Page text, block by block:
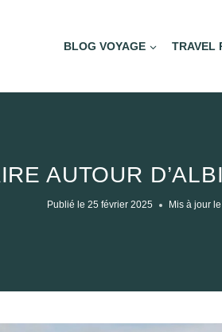
BLOG VOYAGE TRAVEL
AUTOUR
Publié le 25 février 2025 Mis à jour le